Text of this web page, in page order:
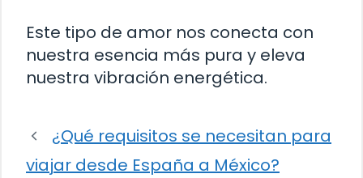
Este tipo de amor nos conecta con
nuestra esencia más pura y eleva
nuestra vibración energética.
¿Qué requisitos se necesitan para
viajar desde España a México?